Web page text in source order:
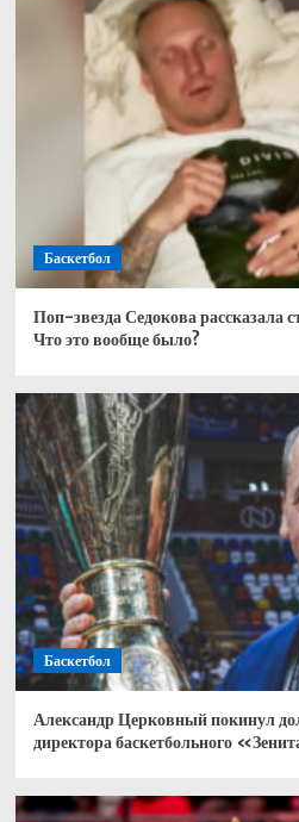
Баскетбол
Поп-звезда Седокова рассказала
Что это вообще было?
Баскетбол
Александр Церковный покинул
директора баскетбольного